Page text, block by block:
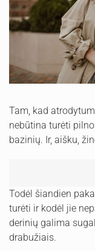
Tam, kad
nebūtina turėti
bazinių. Ir, aišku,
Todėl šiandien
turėti ir kodėl jie
derinių galima
drabužiais.